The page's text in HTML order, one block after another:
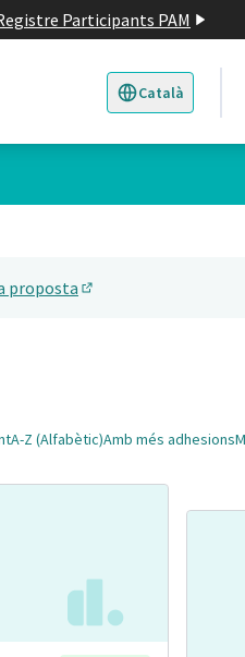
Participants PAM
Català
Triar la llengua
proposta
A-Z (Alfabètic)Amb més adhesions